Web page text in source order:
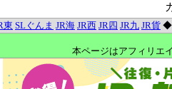
東 SLぐんま JR海 JR西 JR四 JR九 JR貨
本ページはアフィリエ